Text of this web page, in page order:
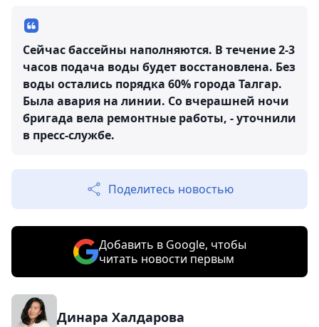
Сейчас бассейны наполняются. В течение 2-3
часов подача воды будет восстановлена. Без
воды остались порядка 60% города Талгар.
Была авария на линии. Со вчерашней ночи
бригада вела ремонтные работы, - уточнили
в пресс-службе.
Поделитесь новостью
Добавить в Google, чтобы
читать новости первым
Динара Халдарова